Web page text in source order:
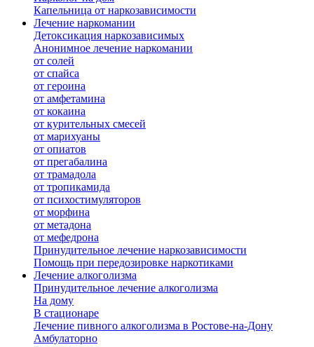
Капельница от наркозависимости
Лечение наркомании
Детоксикация наркозависимых
Анонимное лечение наркомании
от солей
от спайса
от героина
от амфетамина
от кокаина
от курительных смесей
от марихуаны
от опиатов
от прегабалина
от трамадола
от тропикамида
от психостимуляторов
от морфина
от метадона
от мефедрона
Принудительное лечение наркозависимости
Помощь при передозировке наркотиками
Лечение алкоголизма
Принудительное лечение алкоголизма
На дому
В стационаре
Лечение пивного алкоголизма в Ростове-на-Дону
Амбулаторно